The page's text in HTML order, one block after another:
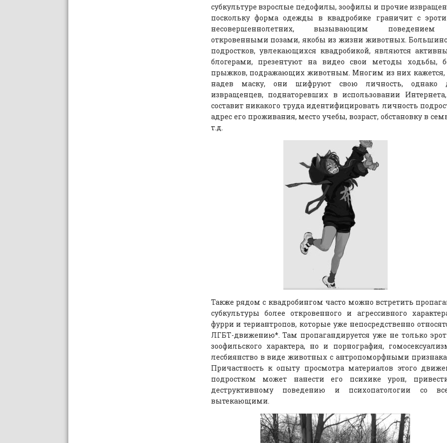
субкультуре взрослые педофилы, зоофилы и прочие
поскольку форма одежды в квадробике граничит с
несовершеннолетних, вызывающим
откровенными позами, якобы из жизни животных.
подростков, увлекающихся квадробикой, являются
блогерами, презентуют на видео свои методы ходьбы,
прыжков, подражающих животным. Многим из них кажется,
надев маску, они шифруют свою личность, однако
извращенцев, поднаторевших в использовании
составит никакого труда идентифицировать личность
адрес его проживания, место учебы, возраст, обстановку в
т.д.
Также рядом с квадробингом часто можно встретить
субкультуры более откровенного и агрессивного
фурри и териантропов, которые уже непосредственно
ЛГБТ-движению*. Там пропагандируется уже не только
зоофильского характера, но и порнография,
лесбиянство в виде животных с антропоморфными
Причастность к опыту просмотра материалов этого
подростком может нанести его психике урон,
деструктивному поведению и психопатологии со
вытекающими.